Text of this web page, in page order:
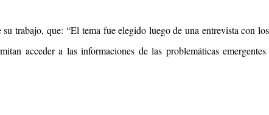
su trabajo, que: “El tema fue elegido luego de una entrevista con
acceder a las informaciones de las problemáticas